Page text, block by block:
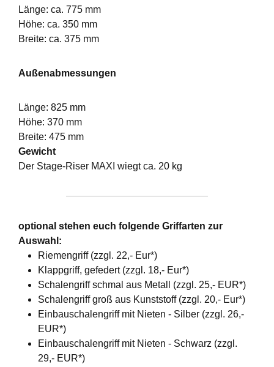
Länge: ca. 775 mm
Höhe: ca. 350 mm
Breite: ca. 375 mm
Außenabmessungen
Länge: 825 mm
Höhe: 370 mm
Breite: 475 mm
Gewicht
Der Stage-Riser MAXI wiegt ca. 20 kg
optional stehen euch folgende Griffarten zur
Auswahl:
Riemengriff (zzgl. 22,- Eur*)
Klappgriff, gefedert (zzgl. 18,- Eur*)
Schalengriff schmal aus Metall (zzgl. 25,- EUR*)
Schalengriff groß aus Kunststoff (zzgl. 20,- Eur*)
Einbauschalengriff mit Nieten - Silber (zzgl. 26,-
EUR*)
Einbauschalengriff mit Nieten - Schwarz (zzgl.
29,- EUR*)